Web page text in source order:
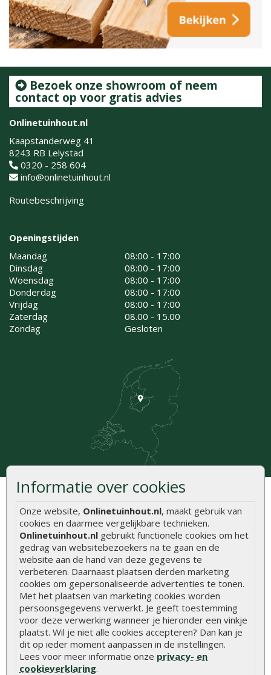
Informatie over cookies
Onze website, Onlinetuinhout.nl, maakt gebruik van
cookies en daarmee vergelijkbare technieken.
Onlinetuinhout.nl gebruikt functionele cookies om het
gedrag van websitebezoekers na te gaan en de
website aan de hand van deze gegevens te
verbeteren. Daarnaast plaatsen derden marketing
cookies om gepersonaliseerde advertenties te tonen.
Met het plaatsen van marketing cookies worden
persoonsgegevens verwerkt. Je geeft toestemming
voor deze verwerking wanneer je hieronder een vinkje
plaatst. Wil je niet alle cookies accepteren? Dan kan je
dit op ieder moment aanpassen in de instellingen.
Lees voor meer informatie onze privacy- en
cookieverklaring.
Bezoek onze showroom of neem
contact op voor gratis advies
Onlinetuinhout.nl
Kaapstanderweg 41
8243 RB Lelystad
0320 - 258 604
info@onlinetuinhout.nl
Routebeschrijving
Openingstijden
Maandag
08:00 - 17:00
Dinsdag
08:00 - 17:00
Woensdag
08:00 - 17:00
Donderdag
08:00 - 17:00
Vrijdag
08:00 - 17:00
Zaterdag
08.00 - 15.00
Zondag
Gesloten
Klantenservice
Contact
Over Onlinetuinhout.nl
Showroom
Vacatures
Bestellen en betalen
Bezorgen en afhalen
Blog
Zakelijk bestellen
Retourzendingen
Klachtenprocedure
Algemene voorwaarden
Klantbeoordelingen
Klantenservice